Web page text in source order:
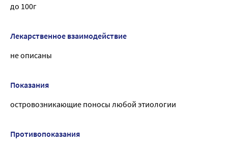
до 100г
Лекарственное взаимодействие
не описаны
Показания
островозникающие поносы любой этиологии
Противопоказания